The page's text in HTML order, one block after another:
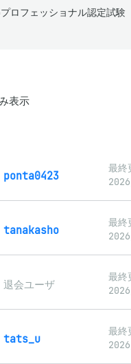
プロフェッショナル認定試験
表示
ponta0423
最終
tanakasho
最終
退会ユーザ
最終
tats_u
最終